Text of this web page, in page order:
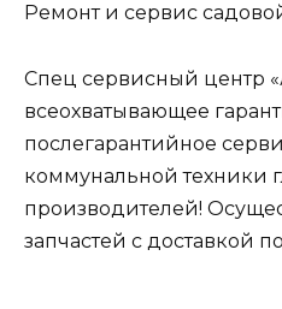
Ремонт и сервис
Спец сервисный центр
всеохватывающее
послегарантийное
коммунальной техники
производителей!
запчастей с доставкой